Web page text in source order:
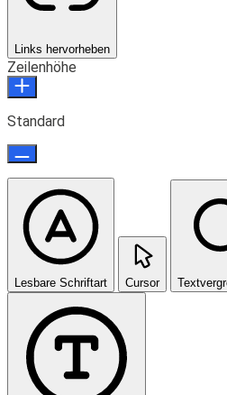
Links hervorheben
Zeilenhöhe
Standard
Lesbare Schriftart Cursor